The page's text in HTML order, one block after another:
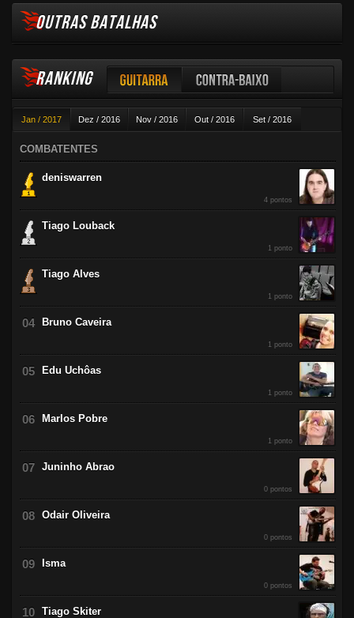
OUTRAS BATALHAS
RANKING
Jan / 2017 Dez / 2016 Nov / 2016 Out / 2016 Set / 2016
Ago / 2016 Jul / 2016
Guitarra Contra-baixo
COMBATENTES
deniswarren
4 pontos
Tiago Louback
1 ponto
Tiago Alves
1 ponto
Bruno Caveira
1 ponto
Edu Uchôas
1 ponto
Marlos Pobre
1 ponto
Juninho Abrao
0 pontos
Odair Oliveira
0 pontos
Isma
0 pontos
Tiago Skiter